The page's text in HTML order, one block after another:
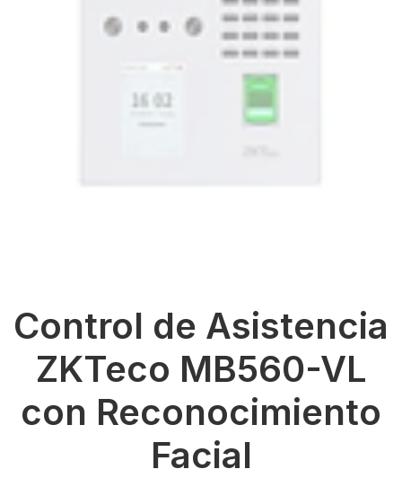
Control de Asistencia
ZKTeco MB560-VL
con Reconocimiento
Facial